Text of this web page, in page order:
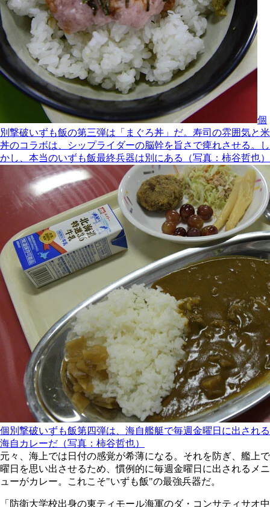
個
別撃破いずも飯の第三弾は「まぐろ丼」だ。寿司の雰囲気と米
丼のコラボは、シップライダーの脳幹を旨さで痺れさせる。し
かし、本当のいずも飯最終兵器は別にある（写真：柿谷哲也）
個別撃破いずも飯第四弾は、海自艦艇で毎週金曜日に出される
海自カレーだ（写真：柿谷哲也）
元々、海上では日付の感覚が希薄になる。それを防ぎ、艦上で
曜日を思い出させるため、慣例的に毎週金曜日に出されるメニ
ューがカレー。これこそ"いずも飯"の最強兵器だ。
「防衛大学校出身の東ティモール海軍のダ・コンサティサオ中